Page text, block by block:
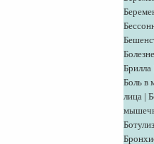
Брилла
Боль в
лица |